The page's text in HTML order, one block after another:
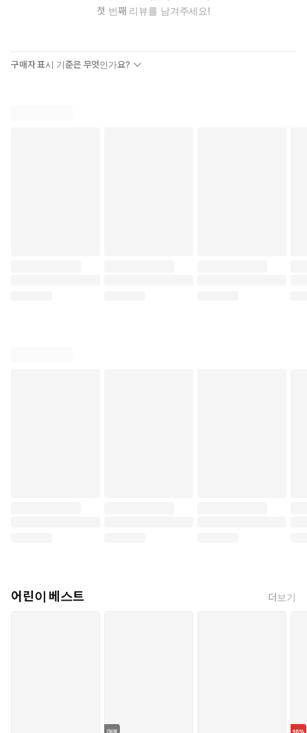
첫 번째 리뷰를 남겨주세요!
구매자 표시 기준은 무엇인가요?
어린이 베스트 더보기